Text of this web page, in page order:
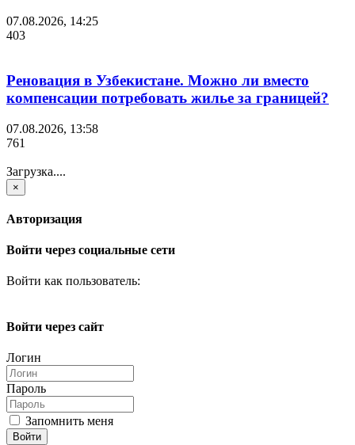
07.08.2026, 14:25
403
Реновация в Узбекистане. Можно ли вместо
компенсации потребовать жилье за границей?
07.08.2026, 13:58
761
Загрузка....
×
Авторизация
Войти через социальные сети
Войти как пользователь:
Войти через сайт
Логин
Пароль
Запомнить меня